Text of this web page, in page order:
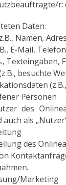
r:
Daten:
Namen,
E-Mail,
Texteingaben,
besuchte
Personen
des
als
des
Marketing